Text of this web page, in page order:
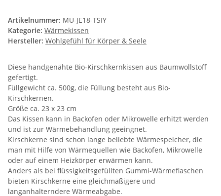
Artikelnummer: MU-JE18-TSIY
Kategorie: Wärmekissen
Hersteller: Wohlgefühl für Körper & Seele
Diese handgenähte Bio-Kirschkernkissen aus Baumwollstoff
gefertigt.
Füllgewicht ca. 500g, die Füllung besteht aus Bio-
Kirschkernen.
Größe ca. 23 x 23 cm
Das Kissen kann in Backofen oder Mikrowelle erhitzt werden
und ist zur Wärmebehandlung geeingnet.
Kirschkerne sind schon lange beliebte Wärmespeicher, die
man mit Hilfe von Wärmequellen wie Backofen, Mikrowelle
oder auf einem Heizkörper erwärmen kann.
Anders als bei flüssigkeitsgefüllten Gummi-Wärmeflaschen
bieten Kirschkerne eine gleichmäßigere und
langanhalterndere Wärmeabgabe.